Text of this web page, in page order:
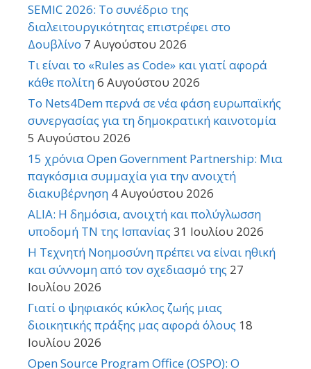
SEMIC 2026: Το συνέδριο της
διαλειτουργικότητας επιστρέφει στο
Δουβλίνο 7 Αυγούστου 2026
Τι είναι το «Rules as Code» και γιατί αφορά
κάθε πολίτη6 Αυγούστου 2026
Το Nets4Dem περνά σε νέα φάση ευρωπαϊκής
συνεργασίας για τη δημοκρατική καινοτομία
5 Αυγούστου 2026
15 χρόνια Open Government Partnership: Μια
παγκόσμια συμμαχία για την ανοιχτή
διακυβέρνηση 4 Αυγούστου 2026
ALIA: Η δημόσια, ανοιχτή και πολύγλωσση
υποδομή ΤΝ της Ισπανίας 31 Ιουλίου 2026
Η Τεχνητή Νοημοσύνη πρέπει να είναι ηθική
και σύννομη από τον σχεδιασμό της 27
Ιουλίου 2026
Γιατί ο ψηφιακός κύκλος ζωής μιας
διοικητικής πράξης μας αφορά όλους 18
Ιουλίου 2026
Open Source Program Office (OSPO): Ο